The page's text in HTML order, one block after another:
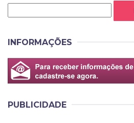
INFORMAÇÕES
PUBLICIDADE